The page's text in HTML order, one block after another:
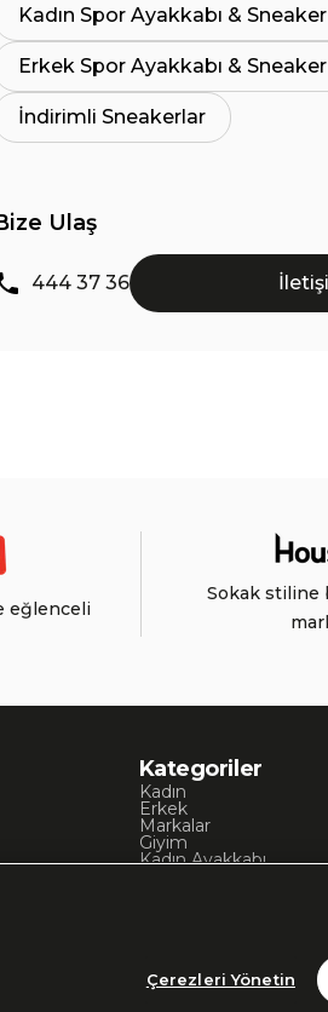
Kadın Spor Ayakkabı & Sneaker
Erkek Spor Ayakkabı & Sneaker
İndirimli Sneakerlar
Ulaş
444 37 36
eğlenceli
Sokak stiline
Kategoriler
Kadın
Erkek
Markalar
Giyim
Kadın Ayakkabı
Çerezleri Yönetin